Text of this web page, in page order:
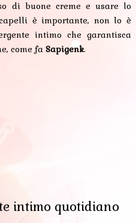
di buone creme e usare lo
è importante, non lo è
intimo che garantisca
come fa Sapigenk.
intimo quotidiano